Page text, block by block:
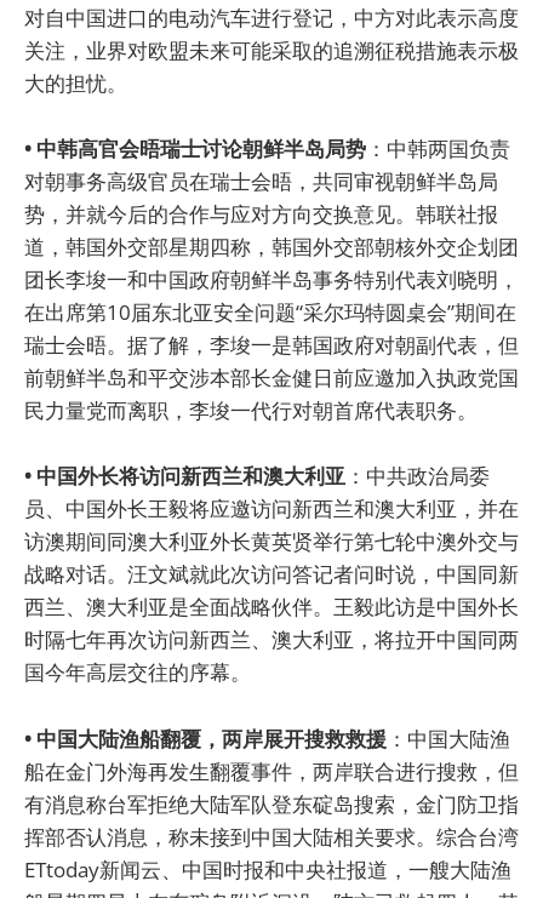
对自中国进口的电动汽车进行登记，中方对此表示高度
关注，业界对欧盟未来可能采取的追溯征税措施表示极
大的担忧。
• 中韩高官会晤瑞士讨论朝鲜半岛局势 ：中韩两国负责
对朝事务高级官员在瑞士会晤，共同审视朝鲜半岛局
势，并就今后的合作与应对方向交换意见。韩联社报
道，韩国外交部星期四称，韩国外交部朝核外交企划团
团长李埈一和中国政府朝鲜半岛事务特别代表刘晓明，
在出席第10届东北亚安全问题“采尔玛特圆桌会”期间在
瑞士会晤。据了解，李埈一是韩国政府对朝副代表，但
前朝鲜半岛和平交涉本部长金健日前应邀加入执政党国
民力量党而离职，李埈一代行对朝首席代表职务。
• 中国外长将访问新西兰和澳大利亚 ：中共政治局委
员、中国外长王毅将应邀访问新西兰和澳大利亚，并在
访澳期间同澳大利亚外长黄英贤举行第七轮中澳外交与
战略对话。汪文斌就此次访问答记者问时说，中国同新
西兰、澳大利亚是全面战略伙伴。王毅此访是中国外长
时隔七年再次访问新西兰、澳大利亚，将拉开中国同两
国今年高层交往的序幕。
• 中国大陆渔船翻覆，两岸展开搜救救援 ：中国大陆渔
船在金门外海再发生翻覆事件，两岸联合进行搜救，但
有消息称台军拒绝大陆军队登东碇岛搜索，金门防卫指
挥部否认消息，称未接到中国大陆相关要求。综合台湾
ETtoday新闻云、中国时报和中央社报道，一艘大陆渔